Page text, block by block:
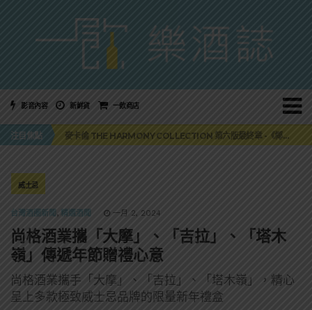
影音內容 新鮮貨 一飲商店
注目焦點
美國正式恢復蘇格蘭威士忌零關稅！烈酒產業再次迎來重磅利多
麥卡倫 THE HARMONY COLLECTION 第六版最終章 -《椰風煖韻》
角嗨尬炸物X爽快這一步，角瓶攜手頂呱呱 全新套餐限時登場
「MONSTER NIGHT OUT 魔爪特調之夜」盛夏刮起派對旋風！
威士忌
台灣酒圈新聞 , 精選酒聞 一月 2, 2024
尚格酒業攜「大摩」、「吉拉」、「塔木
嶺」傳遞年節贈禮心意
尚格酒業攜手「大摩」、「吉拉」、「塔木嶺」，精心
呈上多款極致威士忌品牌的限量新年禮盒